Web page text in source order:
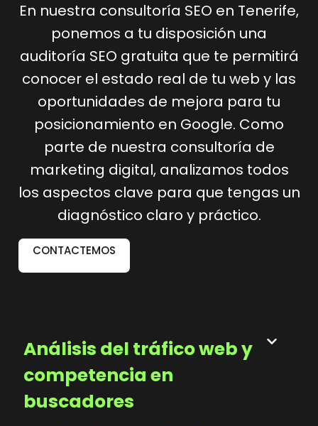
En nuestra consultoría SEO en Tenerife,
ponemos a tu disposición una
auditoría SEO gratuita que te permitirá
conocer el estado real de tu web y las
oportunidades de mejora para tu
posicionamiento en Google. Como
parte de nuestra consultoría de
marketing digital, analizamos todos
los aspectos clave para que tengas un
diagnóstico claro y práctico.
CONTACTEMOS
Análisis del tráfico web y
competencia en
buscadores